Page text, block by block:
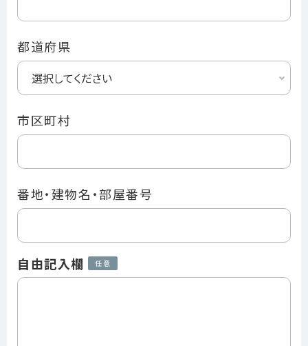
都道府県
市区町村
番地・建物名・部屋番号
自由記入欄 任意